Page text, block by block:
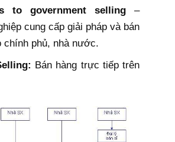
to government selling–
cung cấp giải pháp và bán
chính phủ, nhà nước.
Bán hàng trực tiếp trên